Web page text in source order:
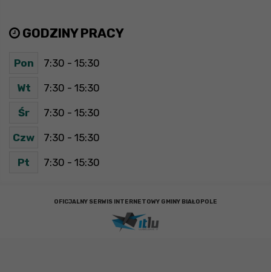
GODZINY PRACY
Pon 7:30 - 15:30
Wt 7:30 - 15:30
Śr 7:30 - 15:30
Czw 7:30 - 15:30
Pt 7:30 - 15:30
OFICJALNY SERWIS INTERNETOWY GMINY BIAŁOPOLE